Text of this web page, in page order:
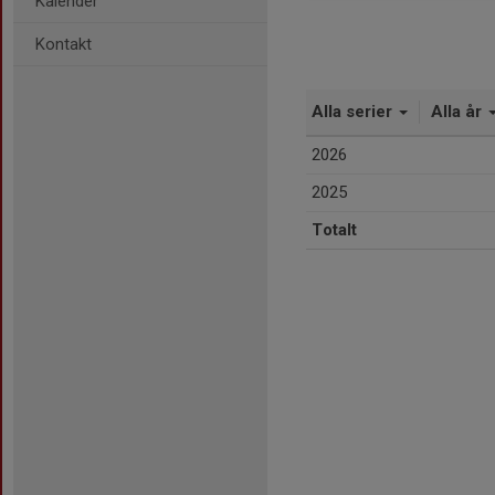
Kontakt
Alla serier Alla år
2026
2025
Totalt